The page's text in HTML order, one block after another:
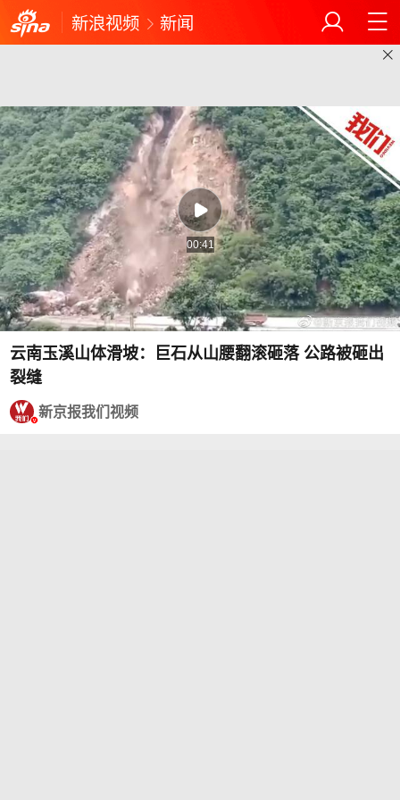
新浪视频 新闻
00:41
云南玉溪山体滑坡：巨石从山腰翻滚砸落 公路被砸出
裂缝
新京报我们视频